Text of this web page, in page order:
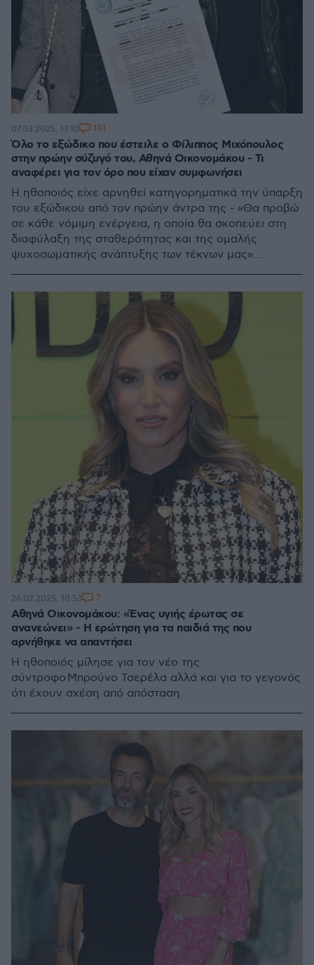
Όλο το εξώδικο που έστειλε ο Φίλιππος Μιχόπουλος
στην πρώην σύζυγό του, Αθηνά Οικονομάκου - Τι
αναφέρει για τον όρο που είχαν συμφωνήσει
Η ηθοποιός είχε αρνηθεί κατηγορηματικά την ύπαρξη
του εξώδικου από τον πρώην άντρα της - «Θα προβώ
σε κάθε νόμιμη ενέργεια, η οποία θα σκοπεύει στη
διαφύλαξη της σταθερότητας και της ομαλής
ψυχοσωματικής ανάπτυξης των τέκνων μας»
07.03.2025, 17:10 181
Αθηνά Οικονομάκου: «Ένας υγιής έρωτας σε
ανανεώνει» - Η ερώτηση για τα παιδιά της που
αρνήθηκε να απαντήσει
Η ηθοποιός μίλησε για τον νέο της
σύντροφο Μπρούνο Τσερέλα αλλά και για το γεγονός
ότι έχουν σχέση από απόσταση
26.02.2025, 10:53 7